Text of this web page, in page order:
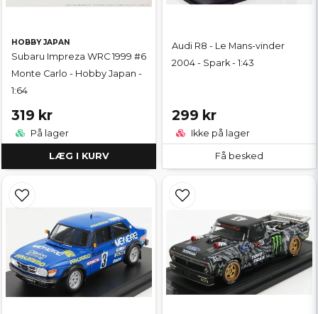
HOBBY JAPAN
Subaru Impreza WRC 1999 #6
Monte Carlo - Hobby Japan -
1:64
319 kr
På lager
LÆG I KURV
Audi R8 - Le Mans-vinder
2004 - Spark - 1:43
299 kr
Ikke på lager
Få besked